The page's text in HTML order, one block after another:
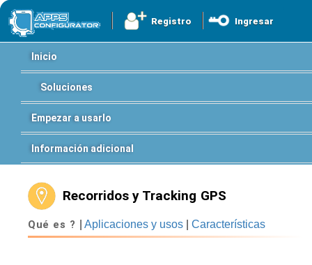
Registro Ingresar
Inicio
Soluciones
Empezar a usarlo
Información adicional
Recorridos y Tracking GPS
Qué es ? |Aplicaciones y usos |Características